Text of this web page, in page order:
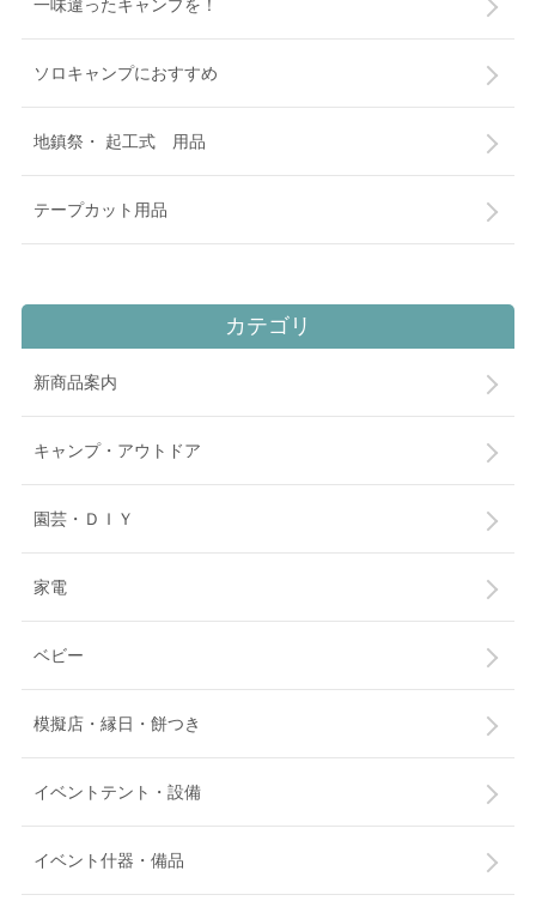
一味違ったキャンプを！
ソロキャンプにおすすめ
地鎮祭・ 起工式 用品
テープカット用品
カテゴリ
新商品案内
キャンプ・アウトドア
園芸・ＤＩＹ
家電
ベビー
模擬店・縁日・餅つき
イベントテント・設備
イベント什器・備品